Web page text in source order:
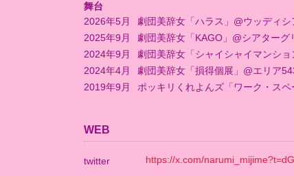
舞台
2026年5月
劇団美辞女「ハラス」@ウッディ
2025年9月
劇団美辞女「KAGO」@シアター
2024年9月
劇団美辞女「シャイシャイマンシ
2024年4月
劇団美辞女「損得個展」@エリア
2019年9月
ポッキリくれよんズ「ワーク・ス
WEB
twitter https://x.com/